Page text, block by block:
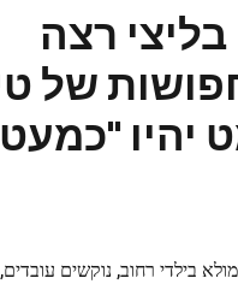
בליצי רצה
של
יהיו "כמעט
בילדי רחוב, נוקשים